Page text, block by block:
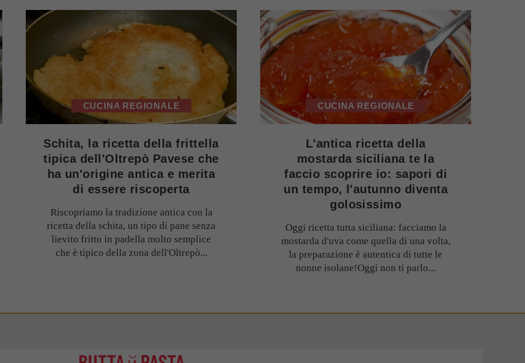
CUCINA REGIONALE
Schita, la ricetta della frittella
tipica dell'Oltrepò Pavese che
ha un'origine antica e merita
di essere riscoperta
Riscopriamo la tradizione antica con la
ricetta della schita, un tipo di pane senza
lievito fritto in padella molto semplice
che è tipico della zona dell'Oltrepò...
CUCINA REGIONALE
L'antica ricetta della
mostarda siciliana te la
faccio scoprire io: sapori di
un tempo, l'autunno diventa
golosissimo
Oggi ricetta tutta siciliana: facciamo la
mostarda d'uva come quella di una volta,
la preparazione è autentica di tutte le
nonne isolane!Oggi non ti parlo...